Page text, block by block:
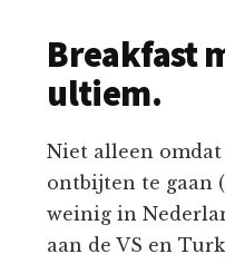
Breakfast
ultiem.
Niet alleen
ontbijten te gaan
weinig in
aan de VS en